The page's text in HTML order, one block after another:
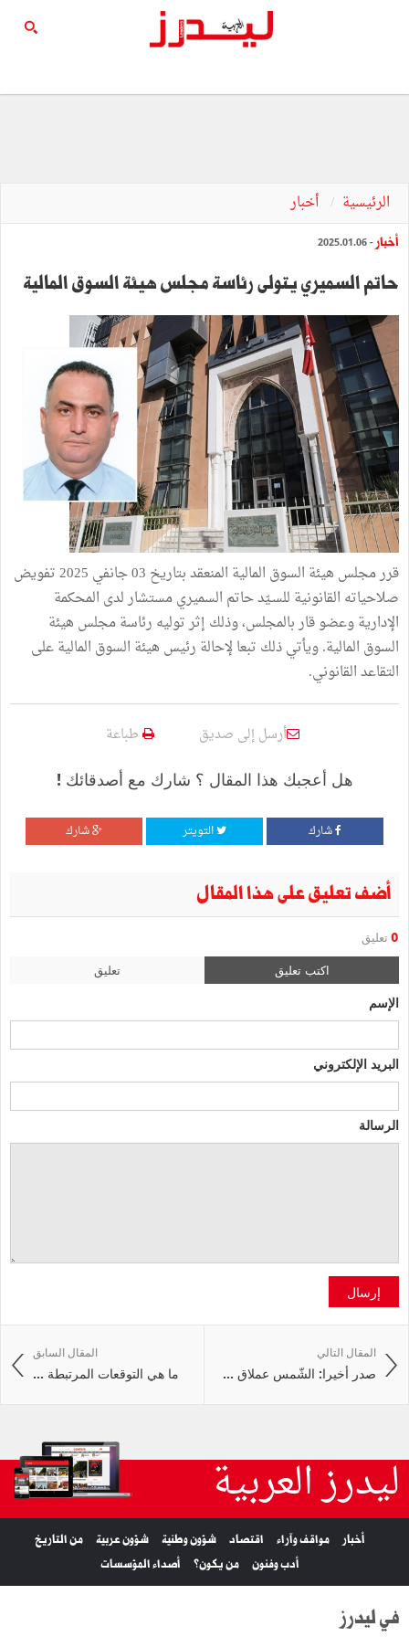
الرئيسية أخبار
أخبار - 2025.01.06
حاتم السميري يتولى رئاسة مجلس هيئة السوق المالية
قرر مجلس هيئة السوق المالية المنعقد بتاريخ 03 جانفي 2025 تفويض
صلاحياته القانونية للسـيّد حاتم السميري مستشار لدى المحكمة
الإدارية وعضو قار بالمجلس، وذلك إثر توليه رئاسة مجلس هيئة
السوق المالية. ويأتي ذلك تبعا لإحالة رئيس هيئة السوق المالية على
التقاعد القانوني.
أرسل إلى صديق طباعة
هل أعجبك هذا المقال ؟ شارك مع أصدقائك !
شارك التويتر شارك
أضف تعليق على هذا المقال
0 تعليق
اكتب تعليق تعليق
الإسم
البريد الإلكتروني
الرسالة
إرسال
المقال السابق
ما هي التوقعات المرتبطة ...
المقال التالي
صدر أخيرا: الشّمس عملاق ...
ليدرز العربية
أخبار مواقف وآراء اقتصاد شؤون وطنية شؤون عربية
من التاريخ
أدب وفنون
من يكون؟ أصداء المؤسسات
في ليدرز